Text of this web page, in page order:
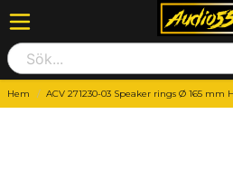
Hem ACV 271230-03 Speaker rings Ø 165 mm